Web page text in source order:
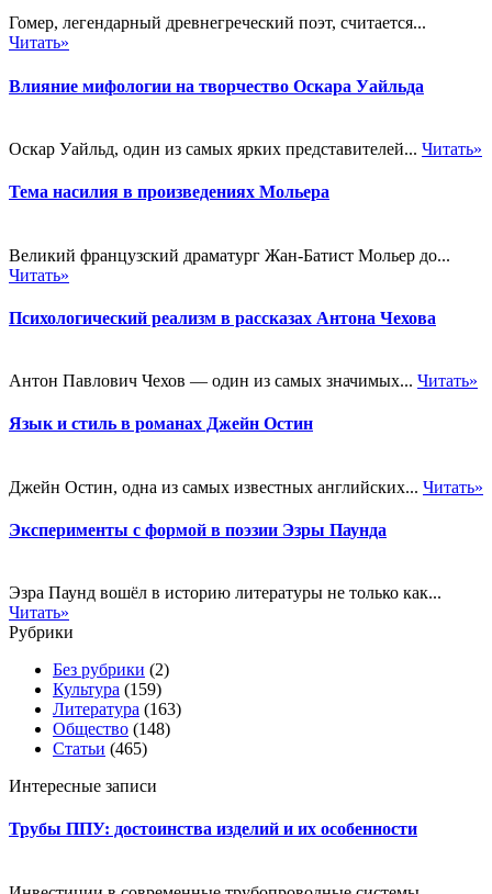
Гомер, легендарный древнегреческий поэт, считается...
Читать»
Влияние мифологии на творчество Оскара Уайльда
Оскар Уайльд, один из самых ярких представителей... Читать»
Тема насилия в произведениях Мольера
Великий французский драматург Жан-Батист Мольер до...
Читать»
Психологический реализм в рассказах Антона Чехова
Антон Павлович Чехов — один из самых значимых... Читать»
Язык и стиль в романах Джейн Остин
Джейн Остин, одна из самых известных английских... Читать»
Эксперименты с формой в поэзии Эзры Паунда
Эзра Паунд вошёл в историю литературы не только как...
Читать»
Рубрики
Без рубрики (2)
Культура (159)
Литература (163)
Общество (148)
Статьи (465)
Интересные записи
Трубы ППУ: достоинства изделий и их особенности